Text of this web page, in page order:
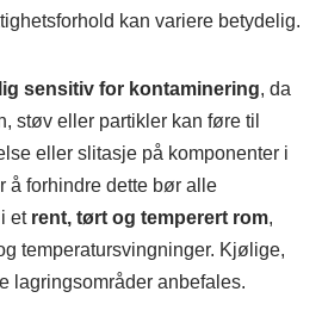
kan variere betydelig.
sensitiv for kontaminering, da
støv eller partikler kan føre til
eller slitasje på komponenter i
å forhindre dette bør alle
et rent, tørt og temperert rom,
temperatursvingninger. Kjølige,
lagringsområder anbefales.